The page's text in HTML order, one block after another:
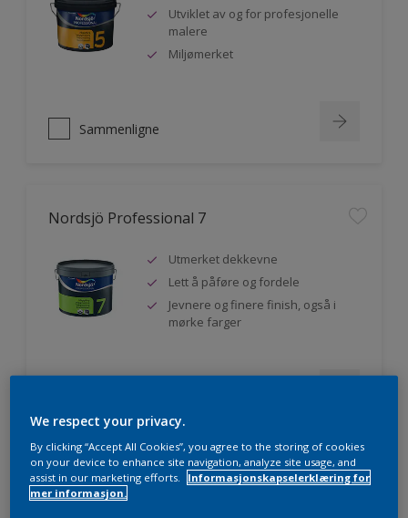
Utviklet av og for profesjonelle
malere
Miljømerket
Sammenligne
Nordsjö Professional 7
Utmerket dekkevne
Lett å påføre og fordele
Jevnere og finere finish, også i
mørke farger
Nordsjö Professional 20
We respect your privacy.
By clicking “Accept All Cookies”, you agree to the storing of cookies
on your device to enhance site navigation, analyze site usage, and
assist in our marketing efforts.
Informasjonskapselerklæring for
mer informasjon.